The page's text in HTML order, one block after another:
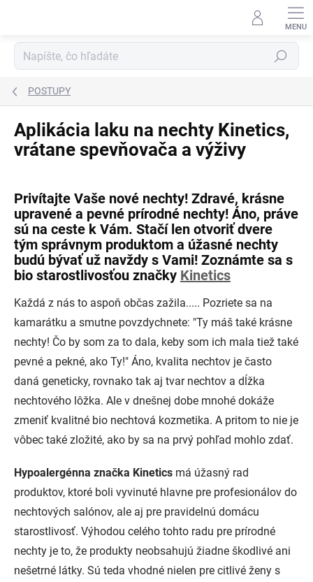
Hľadať
POSTUPY
Aplikácia laku na nechty Kinetics,
vrátane spevňovača a výživy
Privítajte Vaše nové nechty! Zdravé, krásne
upravené a pevné prírodné nechty! Áno, práve
sú na ceste k Vám. Stačí len otvoriť dvere
tým správnym produktom a úžasné nechty
budú bývať už navždy s Vami! Zoznámte sa s
bio starostlivosťou značky Kinetics
Každá z nás to aspoň občas zažila..... Pozriete sa na
kamarátku a smutne povzdychnete: "Ty máš také krásne
nechty! Čo by som za to dala, keby som ich mala tiež také
pevné a pekné, ako Ty!" Áno, kvalita nechtov je často
daná geneticky, rovnako tak aj tvar nechtov a dĺžka
nechtového lôžka. Ale v dnešnej dobe mnohé dokáže
zmeniť kvalitné bio nechtová kozmetika. A pritom to nie je
vôbec také zložité, ako by sa na prvý pohľad mohlo zdať.
Hypoalergénna značka Kinetics má úžasný rad
produktov, ktoré boli vyvinuté hlavne pre profesionálov do
nechtových salónov, ale aj pre pravidelnú domácu
starostlivosť. Výhodou celého tohto radu pre prírodné
nechty je to, že produkty neobsahujú žiadne škodlivé ani
nešetrné látky. Sú teda vhodné nielen pre citlivé ženy s